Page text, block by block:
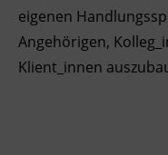
Ingenieurzertifizierung
Deutsch und
Akademisches
BFI Reutte
BFI Schwaz
eigenen
Angehörigen,
Klient_innen